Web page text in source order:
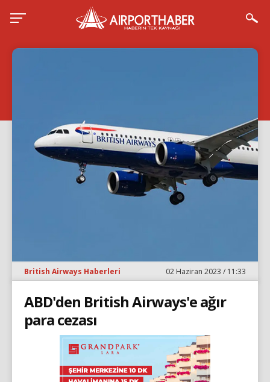
British Airways Haberleri 02 Haziran 2023 / 11:33
ABD'den British Airways'e ağır
para cezası